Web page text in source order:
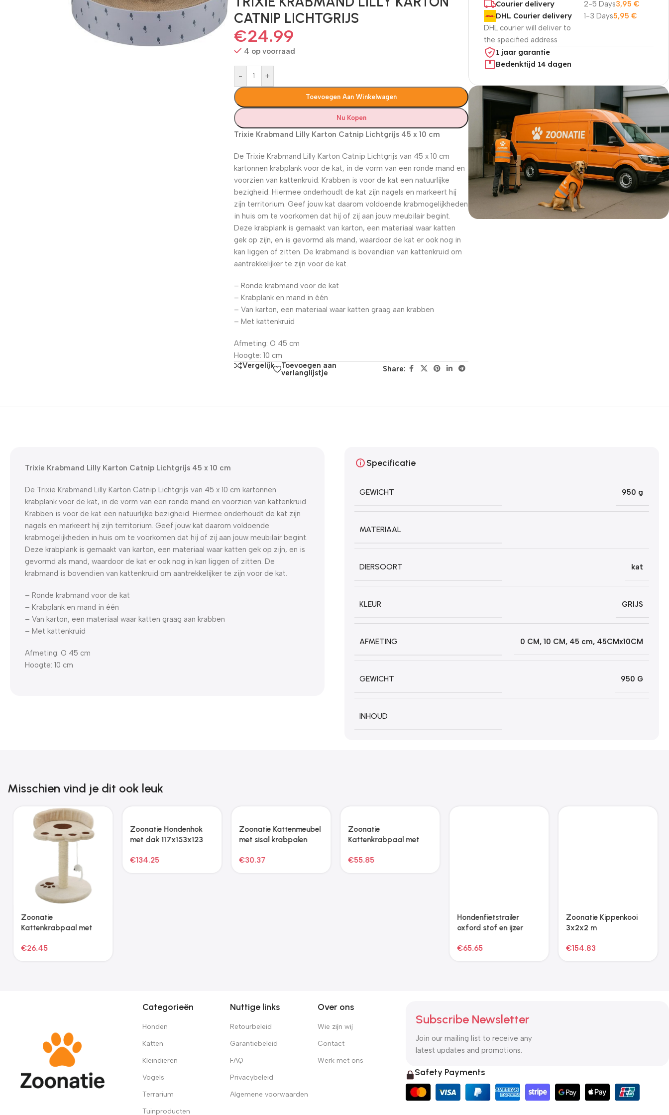
CATNIP LICHTGRIJS
€24.99
4 op voorraad
- +
Toevoegen Aan Winkelwagen
Nu Kopen
Trixie Krabmand Lilly Karton Catnip Lichtgrijs 45 x 10 cm
De Trixie Krabmand Lilly Karton Catnip Lichtgrijs van 45 x 10 cm
kartonnen krabplank voor de kat, in de vorm van een ronde mand en
voorzien van kattenkruid. Krabben is voor de kat een natuurlijke
bezigheid. Hiermee onderhoudt de kat zijn nagels en markeert hij
zijn territorium. Geef jouw kat daarom voldoende krabmogelijkheden
in huis om te voorkomen dat hij of zij aan jouw meubilair begint.
Deze krabplank is gemaakt van karton, een materiaal waar katten
gek op zijn, en is gevormd als mand, waardoor de kat er ook nog in
kan liggen of zitten. De krabmand is bovendien van kattenkruid om
aantrekkelijker te zijn voor de kat.
– Ronde krabmand voor de kat
– Krabplank en mand in één
– Van karton, een materiaal waar katten graag aan krabben
– Met kattenkruid
Afmeting: O 45 cm
Hoogte: 10 cm
Vergelijk
Toevoegen aan
verlanglijstje
Share:
Courier delivery
2-5 Days3,95€
DHL Courier delivery
DHL courier will deliver to
the specified address
1-3 Days5,95€
1 jaar garantie
Bedenktijd 14 dagen
Trixie Krabmand Lilly Karton Catnip Lichtgrijs 45 x 10 cm
De Trixie Krabmand Lilly Karton Catnip Lichtgrijs van 45 x 10 cm kartonnen
krabplank voor de kat, in de vorm van een ronde mand en voorzien van kattenkruid.
Krabben is voor de kat een natuurlijke bezigheid. Hiermee onderhoudt de kat zijn
nagels en markeert hij zijn territorium. Geef jouw kat daarom voldoende
krabmogelijkheden in huis om te voorkomen dat hij of zij aan jouw meubilair begint.
Deze krabplank is gemaakt van karton, een materiaal waar katten gek op zijn, en is
gevormd als mand, waardoor de kat er ook nog in kan liggen of zitten. De
krabmand is bovendien van kattenkruid om aantrekkelijker te zijn voor de kat.
– Ronde krabmand voor de kat
– Krabplank en mand in één
– Van karton, een materiaal waar katten graag aan krabben
– Met kattenkruid
Afmeting: O 45 cm
Hoogte: 10 cm
Specificatie
GEWICHT 950 g
MATERIAAL
DIERSOORT kat
KLEUR GRIJS
AFMETING 0 CM, 10 CM, 45 cm, 45CMx10CM
GEWICHT 950 G
INHOUD
Misschien vind je dit ook leuk
Zoonatie
Kattenkrabpaal met
beige en bruin
€26.45
Zoonatie Hondenhok
met dak 117x153x123
staal antraciet
€134.25
Zoonatie Kattenmeubel
met sisal krabpalen
€30.37
Zoonatie
Kattenkrabpaal met
€55.85
Zoonatie Kippenkooi
3x2x2 m
zilverkleurig en grijs
€154.83
Categorieën
Honden
Katten
Kleindieren
Vogels
Terrarium
Tuinproducten
Nuttige links
Retourbeleid
Garantiebeleid
FAQ
Privacybeleid
Algemene voorwaarden
Over ons
Wie zijn wij
Contact
Werk met ons
Subscribe Newsletter
Join our mailing list to receive any
latest updates and promotions.
Safety Payments